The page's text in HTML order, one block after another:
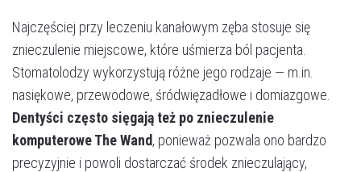
Najczęściej przy leczeniu kanałowym zęba stosuje się
znieczulenie miejscowe, które uśmierza ból pacjenta.
Stomatolodzy wykorzystują różne jego rodzaje — m.in.
nasiękowe, przewodowe, śródwięzadłowe i domiazgowe.
Dentyści często sięgają też po znieczulenie
komputerowe The Wand, ponieważ pozwala ono bardzo
precyzyjnie i powoli dostarczać środek znieczulający,